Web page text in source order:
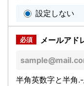
設定しない
メールアド
半角英数字と半角